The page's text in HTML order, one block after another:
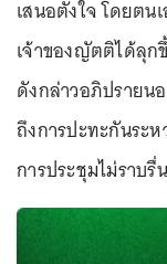
เสนอตั้งใจ โดยตน
เจ้าของญัตติได้ลุก
ดังกล่าวอภิปรายน
ถึงการปะทะกันระ
การประชุมไม่ราบ